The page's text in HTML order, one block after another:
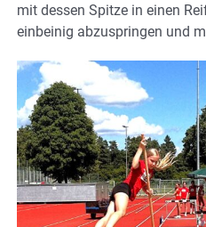
mit dessen Spitze in einen
einbeinig abzuspringen und